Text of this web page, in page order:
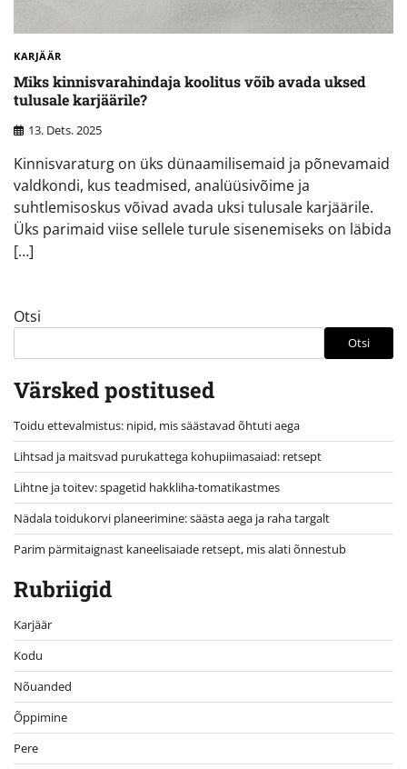
KARJÄÄR
Miks kinnisvarahindaja koolitus võib avada uksed
tulusale karjäärile?
13. Dets. 2025
Kinnisvaraturg on üks dünaamilisemaid ja põnevamaid
valdkondi, kus teadmised, analüüsivõime ja
suhtlemisoskus võivad avada uksi tulusale karjäärile.
Üks parimaid viise sellele turule sisenemiseks on läbida
[…]
Otsi
Otsi
Värsked postitused
Toidu ettevalmistus: nipid, mis säästavad õhtuti aega
Lihtsad ja maitsvad purukattega kohupiimasaiad: retsept
Lihtne ja toitev: spagetid hakkliha-tomatikastmes
Nädala toidukorvi planeerimine: säästa aega ja raha targalt
Parim pärmitaignast kaneelisaiade retsept, mis alati õnnestub
Rubriigid
Karjäär
Kodu
Nõuanded
Õppimine
Pere